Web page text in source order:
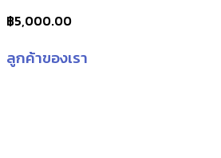
฿5,000.00
ลูกค้าของเรา